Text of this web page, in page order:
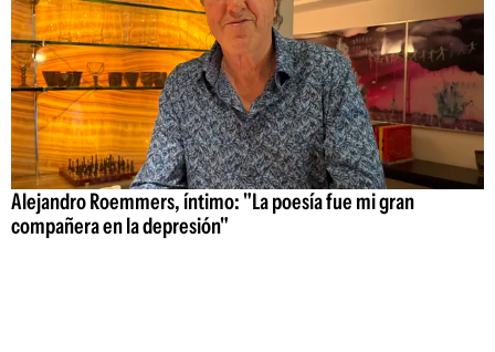
Alejandro Roemmers, íntimo: "La poesía fue mi gran
compañera en la depresión"